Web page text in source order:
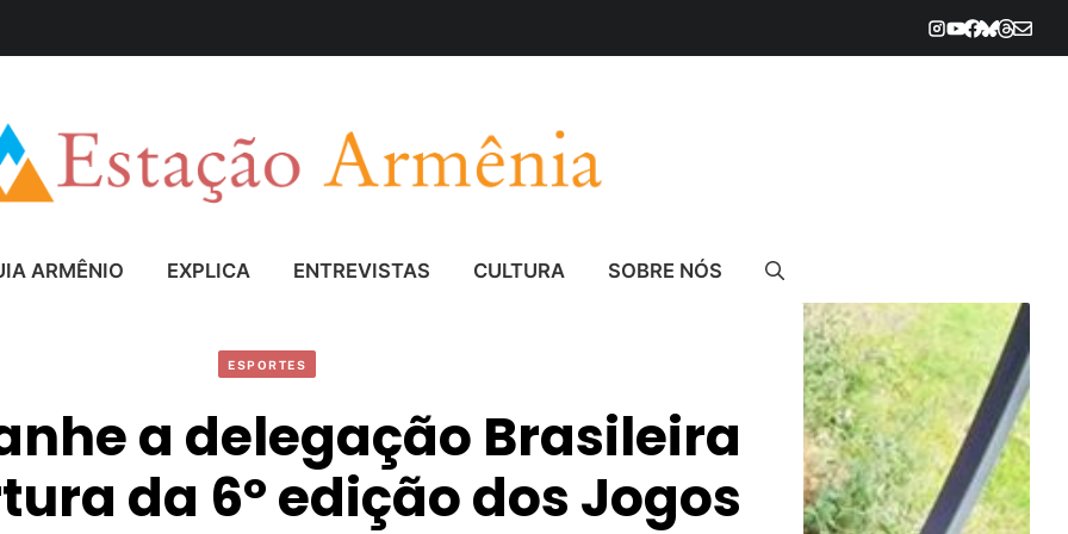
ARMÊNIO EXPLICA ENTREVISTAS CULTURA SOBRE NÓS
ESPORTES
a delegação Brasileira
da 6º edição dos Jogos